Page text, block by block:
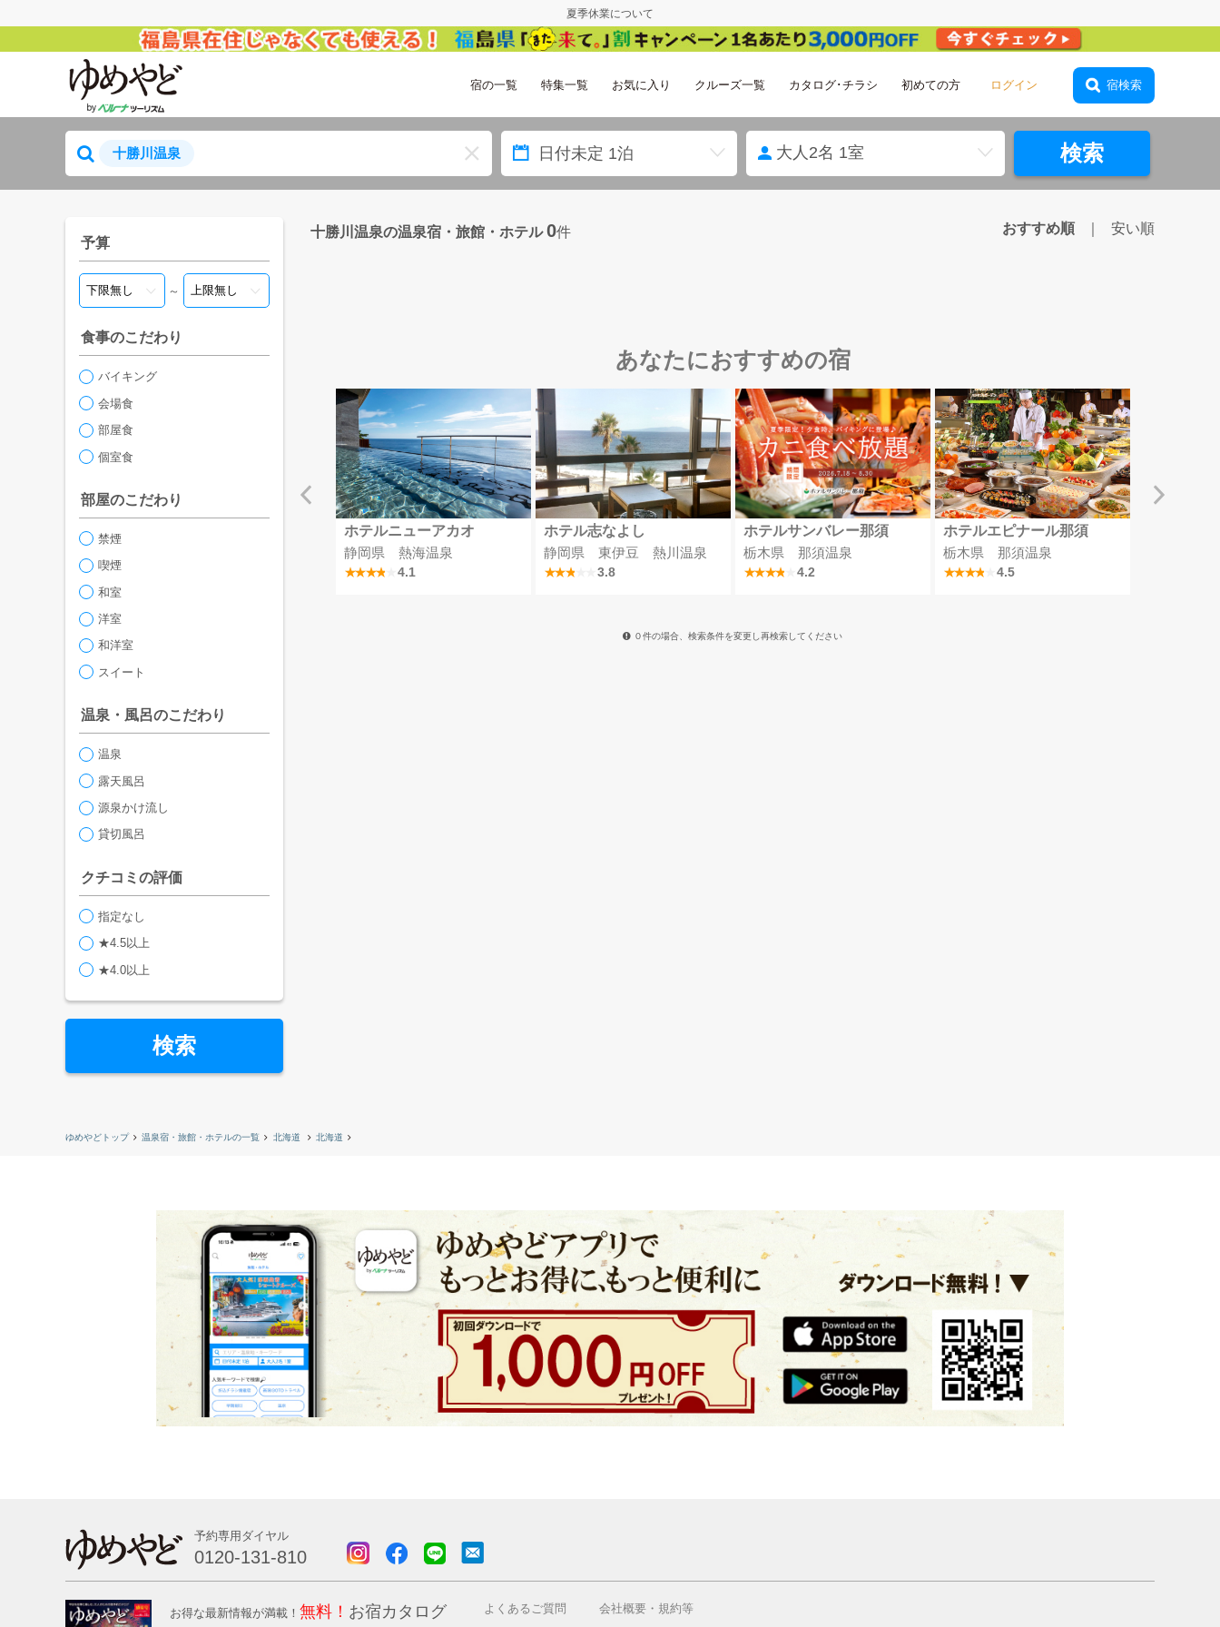
夏季休業について
宿の一覧 特集一覧 お気に入り クルーズ一覧 カタログ･チラシ 初めての方 ログイン 宿検索
十勝川温泉 大人2名 1室 検索
予算
～
食事のこだわり
バイキング
会場食
部屋食
個室食
部屋のこだわり
禁煙
喫煙
和室
洋室
和洋室
スイート
温泉・風呂のこだわり
温泉
露天風呂
源泉かけ流し
貸切風呂
クチコミの評価
指定なし
★4.5以上
★4.0以上
検索
十勝川温泉の温泉宿・旅館・ホテル0件 おすすめ順 安い順
あなたにおすすめの宿
ート彩の郷
ホテルニューアカオ
静岡県 熱海温泉
4.1
ホテル志なよし
静岡県 東伊豆 熱川温泉
3.8
ホテルサンバレー那須
栃木県 那須温泉
4.2
ホテルエピナール那須
栃木県 那須温泉
4.5
０件の場合、検索条件を変更し再検索してください
ゆめやどトップ 温泉宿・旅館・ホテルの一覧 北海道 北海道
予約専用ダイヤル
0120-131-810
お得な最新情報が満載！ 無料！ お宿カタログ よくあるご質問 会社概要・規約等